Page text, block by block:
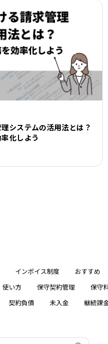
システムの活用法とは？
化しよう
インボイス制度 おすすめ
使い方 保守契約管理 保守
契約負債 未入金 継続課